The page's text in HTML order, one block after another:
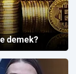
demek?